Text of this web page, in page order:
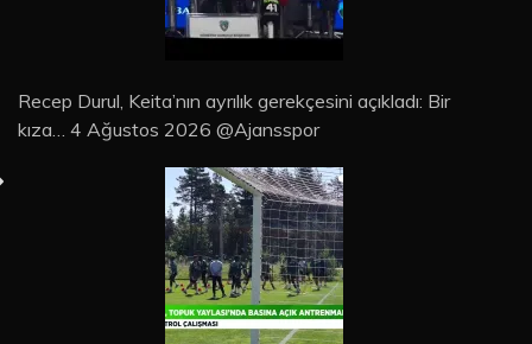
Recep Durul, Keita’nın ayrılık gerekçesini açıkladı: Bir
kıza… 4 Ağustos 2026 @Ajansspor